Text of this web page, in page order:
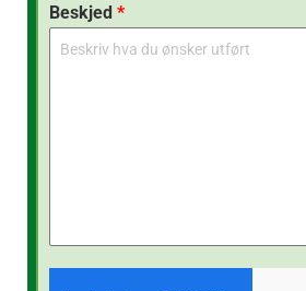
Beskjed *